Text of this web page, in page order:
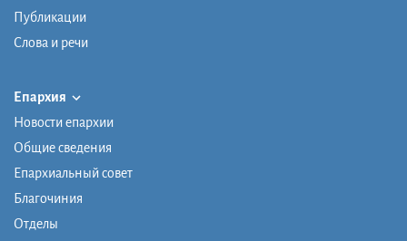
Публикации
Слова и речи
Епархия
Новости епархии
Общие сведения
Епархиальный совет
Благочиния
Отделы